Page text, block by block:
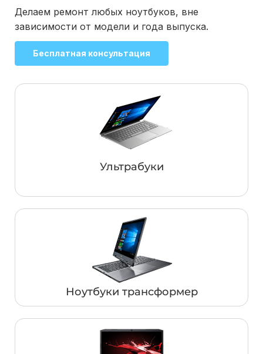
Делаем ремонт любых ноутбуков, вне
зависимости от модели и года выпуска.
Бесплатная консультация
Ультрабуки
Ноутбуки трансформер